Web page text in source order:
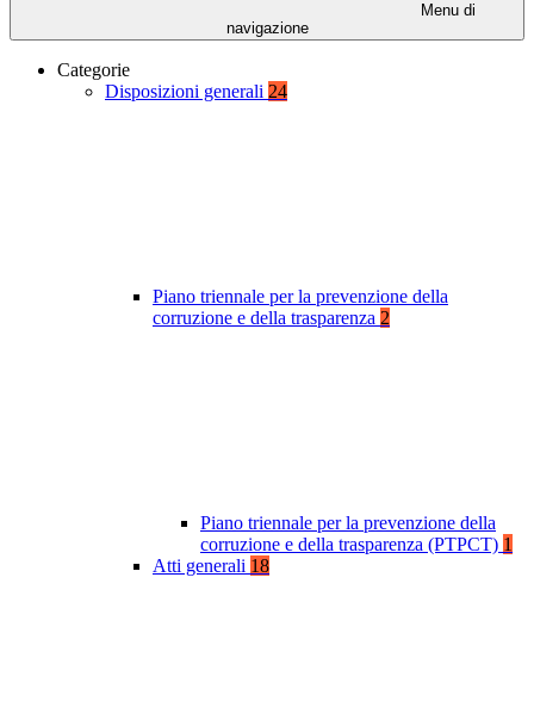
Menu di
navigazione
Categorie
Disposizioni generali 24
Piano triennale per la prevenzione della
corruzione e della trasparenza 2
Piano triennale per la prevenzione della
corruzione e della trasparenza (PTPCT) 1
Atti generali 18